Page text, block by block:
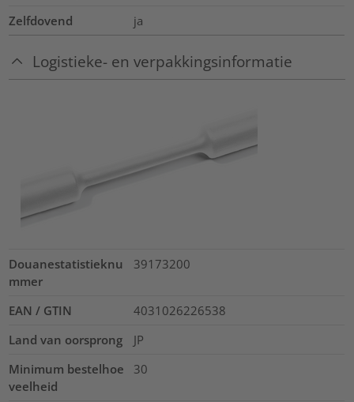
Zelfdovend
ja
Logistieke- en verpakkingsinformatie
Douanestatistieknu
mmer
39173200
EAN / GTIN
4031026226538
Land van oorsprong
JP
Minimum bestelhoe
veelheid
30